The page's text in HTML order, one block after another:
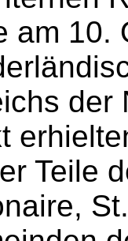
am 10.
Teile